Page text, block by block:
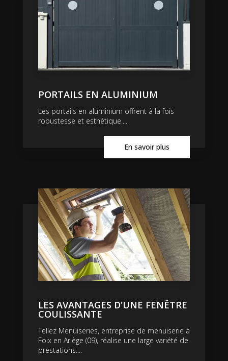
PORTAILS EN ALUMINIUM
Les portails en aluminium offrent à la fois
robustesse et esthétique....
En savoir plus
LES AVANTAGES D'UNE FENÊTRE
COULISSANTE
Tellez Menuiseries, entreprise de menuiserie à
Foix en Ariège (09), réalise une large variété de
prestations....